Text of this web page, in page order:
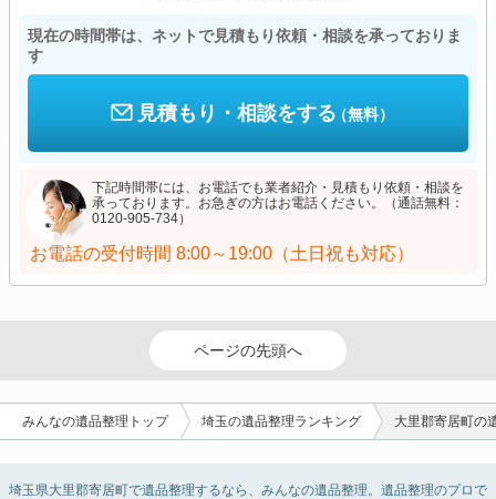
現在の時間帯は、ネットで見積もり依頼・相談を承っておりま
す
見積もり・相談をする（無料）
下記時間帯には、お電話でも業者紹介・見積もり依頼・相談を
承っております。お急ぎの方はお電話ください。（通話無料：
0120-905-734）
お電話の受付時間 8:00～19:00（土日祝も対応）
ページの先頭へ
みんなの遺品整理トップ 埼玉の遺品整理ランキング 大里郡寄居町の
埼玉県大里郡寄居町で遺品整理するなら、みんなの遺品整理。遺品整理のプロで